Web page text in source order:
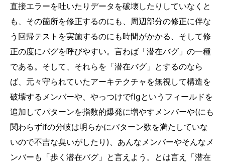
直接エラーを吐いたりデータを破壊したりしていなくと
も、その箇所を修正するのにも、周辺部分の修正に伴な
う回帰テストを実施するのにも時間がかかる、そして修
正の度にバグを呼びやすい。言わば「潜在バグ」の一種
である。そして、それらを「潜在バグ」とするのなら
ば、元々守られていたアーキテクチャを無視して構造を
破壊するメンバーや、やっつけでflgというフィールドを
追加してパターンを指数的爆発に増やすメンバーや(にも
関わらずifの分岐は明らかにパターン数を満たしていな
いので不吉な臭いがしたり)、あんなメンバーやそんなメ
ンバーも「歩く潜在バグ」と言えよう。とは言え「潜在